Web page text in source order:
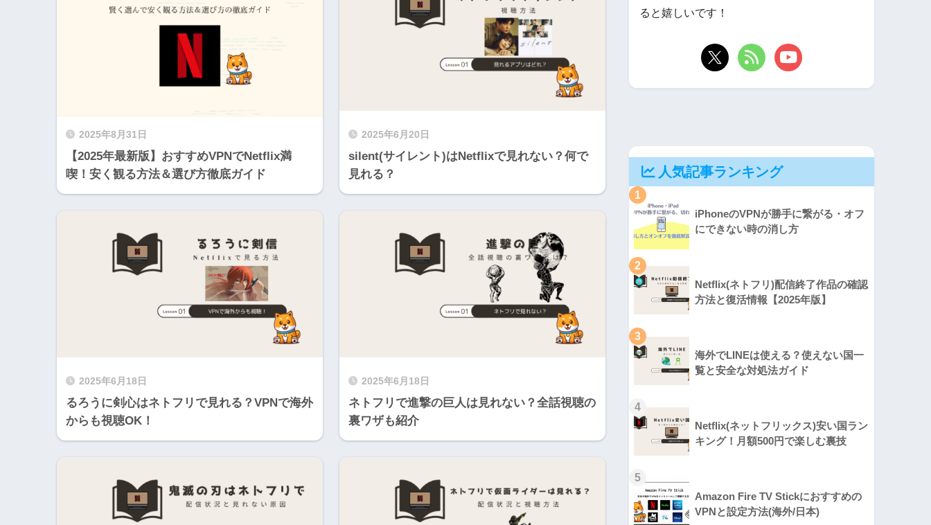
2025年8月31日
【2025年最新版】おすすめVPNでNetflix満
喫！安く観る方法＆選び方徹底ガイド
2025年6月20日
silent(サイレント)はNetflixで見れない？何で
見れる？
2025年6月18日
るろうに剣心はネトフリで見れる？VPNで海外
からも視聴OK！
2025年6月18日
ネトフリで進撃の巨人は見れない？全話視聴の
裏ワザも紹介
ると嬉しいです！
人気記事ランキング
1
iPhoneのVPNが勝手に繋がる・オフ
にできない時の消し方
2
Netflix(ネトフリ)配信終了作品の確認
方法と復活情報【2025年版】
3
海外でLINEは使える？使えない国一
覧と安全な対処法ガイド
4
Netflix(ネットフリックス)安い国ラン
キング！月額500円で楽しむ裏技
5
Amazon Fire TV Stickにおすすめの
VPNと設定方法(海外/日本)